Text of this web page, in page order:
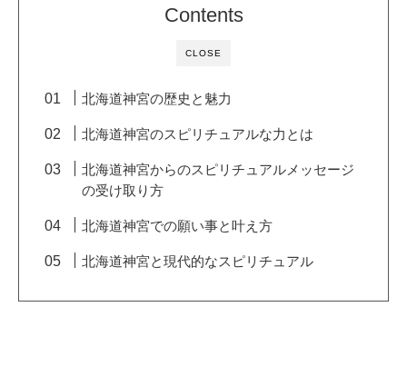
CLOSE
Contents
北海道神宮の歴史と魅力
北海道神宮のスピリチュアルな力とは
北海道神宮からのスピリチュアルメッセージ
の受け取り方
北海道神宮での願い事と叶え方
北海道神宮と現代的なスピリチュアル